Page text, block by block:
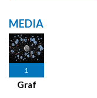
MEDIA
1
Graf